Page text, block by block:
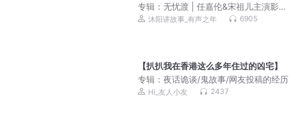
专辑： 无忧渡 | 任嘉伦&宋祖儿主演影视
原著 | 古言悬疑 | 捉妖 | 惊悚志怪 | 聊斋
沐阳讲故事_有声之年 6905
【扒扒我在香港这么多年住过的凶宅】
专辑： 夜话诡谈/鬼故事/网友投稿的经历
Hi_友人小友 2437